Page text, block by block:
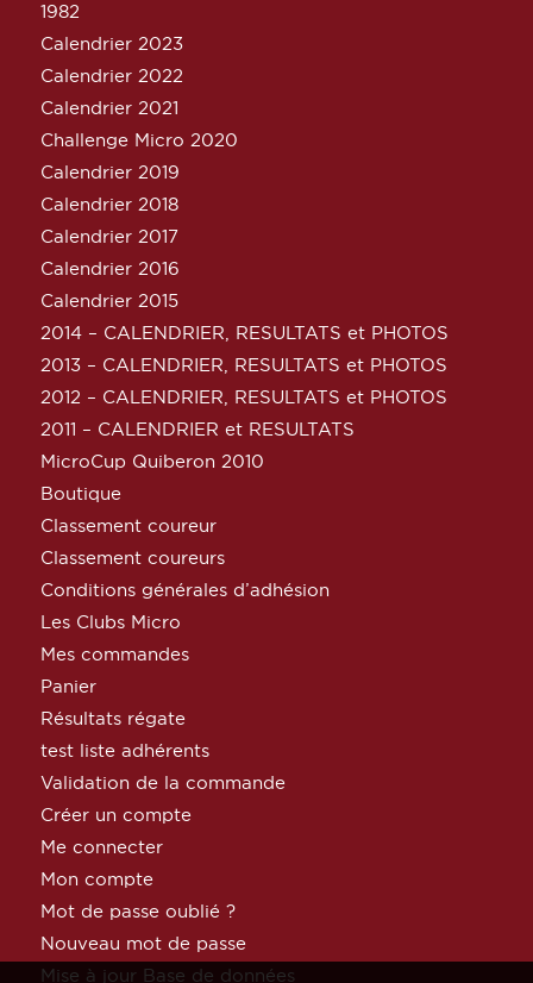
1982
Calendrier 2023
Calendrier 2022
Calendrier 2021
Challenge Micro 2020
Calendrier 2019
Calendrier 2018
Calendrier 2017
Calendrier 2016
Calendrier 2015
2014 – CALENDRIER, RESULTATS et PHOTOS
2013 – CALENDRIER, RESULTATS et PHOTOS
2012 – CALENDRIER, RESULTATS et PHOTOS
2011 – CALENDRIER et RESULTATS
MicroCup Quiberon 2010
Boutique
Classement coureur
Classement coureurs
Conditions générales d’adhésion
Les Clubs Micro
Mes commandes
Panier
Résultats régate
test liste adhérents
Validation de la commande
Créer un compte
Me connecter
Mon compte
Mot de passe oublié ?
Nouveau mot de passe
Mise à jour Base de données